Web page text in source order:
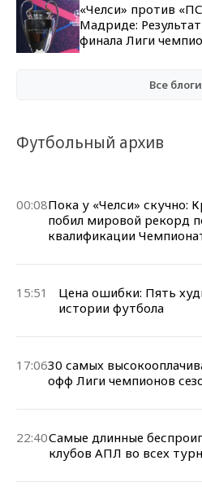
«Челси» против
Мадриде:
финала Лиги
Все
Футбольный архив
00:08Пока у «Челси» скучно:
побил мировой рекорд
квалификации
15:51
Цена ошибки: Пять
истории футбола
17:0630 самых
офф Лиги чемпионов
22:40Самые длинные
клубов АПЛ во всех